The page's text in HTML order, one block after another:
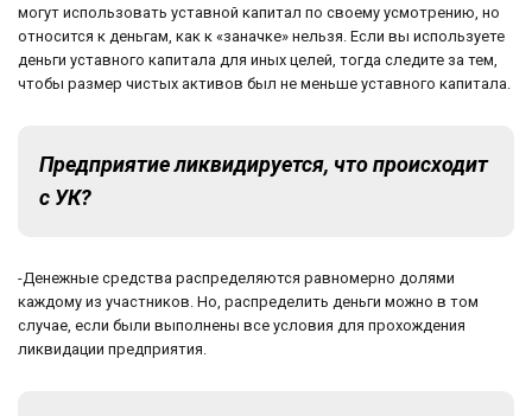
могут использовать уставной капитал по своему усмотрению, но
относится к деньгам, как к «заначке» нельзя. Если вы используете
деньги уставного капитала для иных целей, тогда следите за тем,
чтобы размер чистых активов был не меньше уставного капитала.
Предприятие ликвидируется, что происходит
с УК?
-Денежные средства распределяются равномерно долями
каждому из участников. Но, распределить деньги можно в том
случае, если были выполнены все условия для прохождения
ликвидации предприятия.